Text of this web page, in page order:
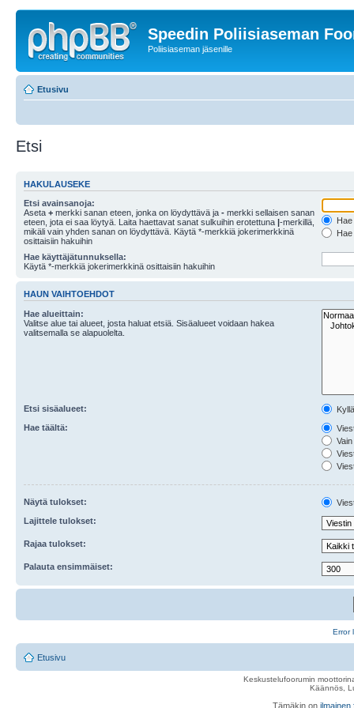
Speedin Poliisiaseman
Poliisiaseman jäsenille
Etusivu
Etsi
HAKULAUSEKE
Etsi avainsanoja:
Aseta + merkki sanan eteen, jonka on löydyttävä ja - merkki sellaisen sanan
eteen, jota ei saa löytyä. Laita haettavat sanat sulkuihin erotettuna |-merkillä,
mikäli vain yhden sanan on löydyttävä. Käytä *-merkkiä jokerimerkkinä
osittaisiin hakuihin
Hae käyttäjätunnuksella:
Käytä *-merkkiä jokerimerkkinä osittaisiin hakuihin
HAUN VAIHTOEHDOT
Hae alueittain:
Valitse alue tai alueet, josta haluat etsiä. Sisäalueet voidaan hakea
valitsemalla se alapuolelta.
Etsi sisäalueet:
Hae täältä:
Näytä tulokset:
Lajittele tulokset:
Rajaa tulokset:
Palauta ensimmäiset:
Error
Etusivu
Keskustelufoorumin
Käännös,
Tämäkin on ilmainen